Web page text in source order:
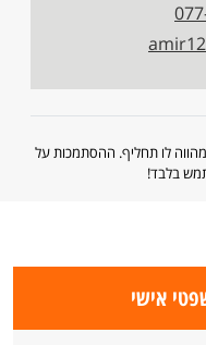
לו תחליף. ההסתמכות על
בלבד!
אישי